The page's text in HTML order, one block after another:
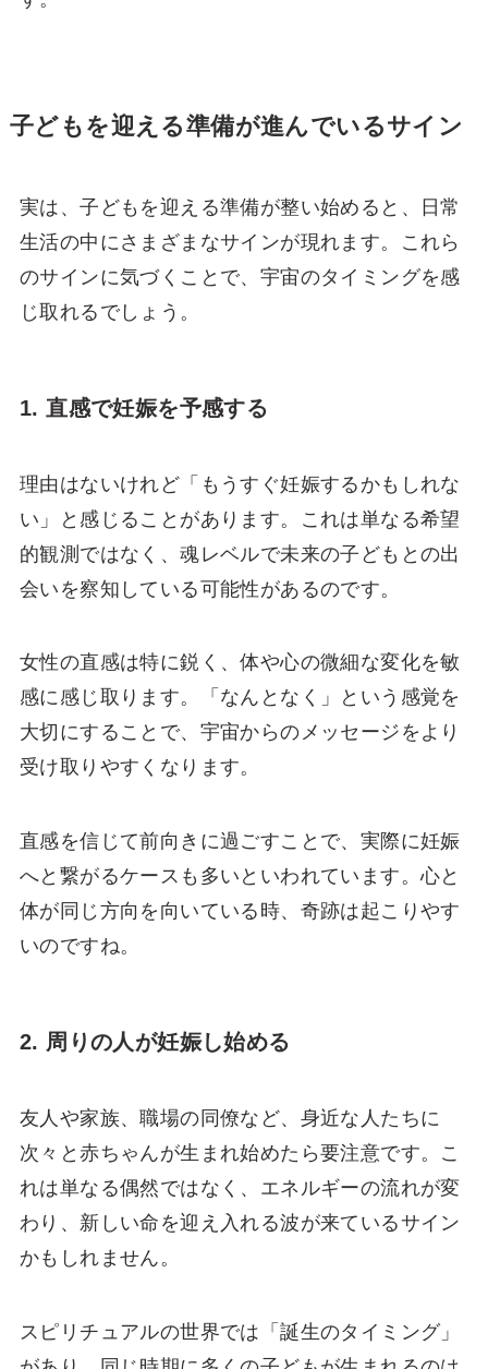
子どもを迎える準備が進んでいるサイン
実は、子どもを迎える準備が整い始めると、日常
生活の中にさまざまなサインが現れます。これら
のサインに気づくことで、宇宙のタイミングを感
じ取れるでしょう。
1. 直感で妊娠を予感する
理由はないけれど「もうすぐ妊娠するかもしれな
い」と感じることがあります。これは単なる希望
的観測ではなく、魂レベルで未来の子どもとの出
会いを察知している可能性があるのです。
女性の直感は特に鋭く、体や心の微細な変化を敏
感に感じ取ります。「なんとなく」という感覚を
大切にすることで、宇宙からのメッセージをより
受け取りやすくなります。
直感を信じて前向きに過ごすことで、実際に妊娠
へと繋がるケースも多いといわれています。心と
体が同じ方向を向いている時、奇跡は起こりやす
いのですね。
2. 周りの人が妊娠し始める
友人や家族、職場の同僚など、身近な人たちに
次々と赤ちゃんが生まれ始めたら要注意です。こ
れは単なる偶然ではなく、エネルギーの流れが変
わり、新しい命を迎え入れる波が来ているサイン
かもしれません。
スピリチュアルの世界では「誕生のタイミング」